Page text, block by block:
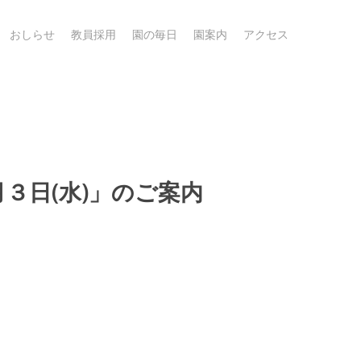
おしらせ 教員採用 園の毎日 園案内 アクセス
日(水)」のご案内